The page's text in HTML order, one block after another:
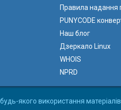
Правила надання
PUNYCODE
Наш блог
Дзеркало Linux
WHOIS
NPRD
якого використання